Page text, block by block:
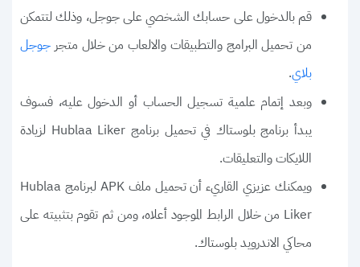
قم بالدخول على حسابك الشخصي على جوجل، وذلك لتتمكن
من تحميل البرامج والتطبيقات والالعاب من خلال متجر جوجل
بلاي.
وبعد إتمام علمية تسجيل الحساب أو الدخول عليه، فسوف
يبدأ برنامج بلوستاك في تحميل برنامج Hublaa Liker لزيادة
اللايكات والتعليقات.
ويمكنك عزيزي القاريء أن تحميل ملف APK لبرنامج Hublaa
Liker من خلال الرابط الموجود أعلاه، ومن ثم تقوم بتثبيته على
محاكي الاندرويد بلوستاك.